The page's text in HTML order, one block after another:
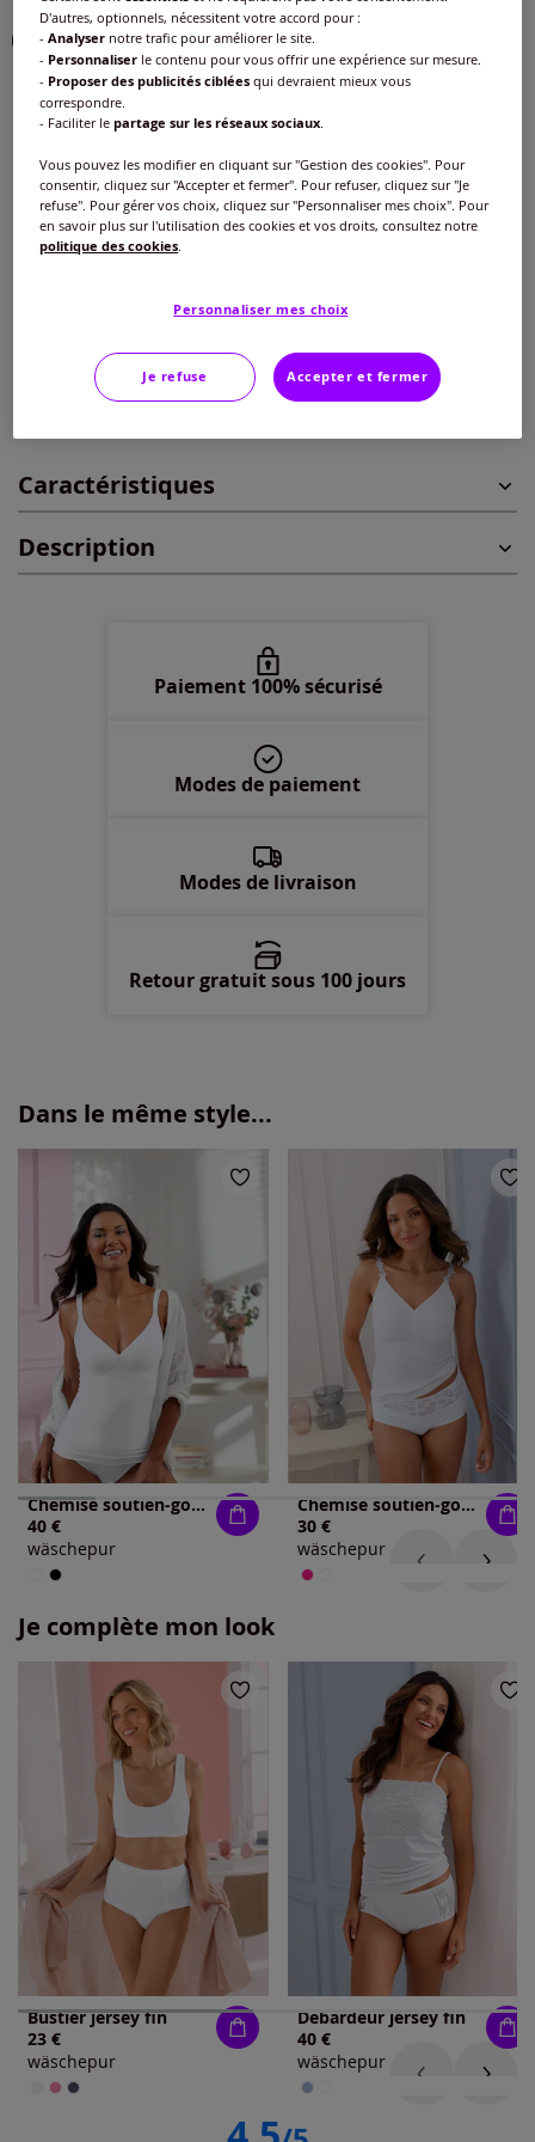
Choisir une couleur :
Taille :
Veuillez sélectionner une taille
En stock
46 -En stock
48 -En stock
Ajouter au panier
Caractéristiques
Description
Paiement 100% sécurisé
Modes de paiement
Modes de livraison
Retour gratuit sous 100 jours
Dans le même style...
Chemise soutien-gorge bon. a, b, c
40 €
wäschepur
Chemise soutien-gorge sans armatures jersey fin
30 €
wäschepur
Je complète mon look
Bustier jersey fin
23 €
wäschepur
Débardeur jersey fin
40 €
wäschepur
D'autres, optionnels, nécessitent votre accord pour :
-Analyser notre trafic pour améliorer le site.
- Personnaliser le contenu pour vous offrir une expérience sur mesure.
- Proposer des publicités ciblées qui devraient mieux vous
correspondre.
- Faciliter lepartage sur les réseaux sociaux
Vous pouvez les modifier en cliquant sur "Gestion des cookies". Pour
consentir, cliquez sur "Accepter et fermer". Pour refuser, cliquez sur "Je
refuse". Pour gérer vos choix, cliquez sur "Personnaliser mes choix". Pour
en savoir plus sur l'utilisation des cookies et vos droits, consultez notre
politique des cookies
Personnaliser mes choix
Je refuse Accepter et fermer